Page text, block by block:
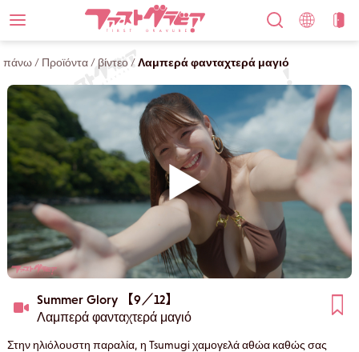
πάνω / Προϊόντα /βίντεο /Λαμπερά φανταχτερά μαγιό
Summer Glory 【9／12】
Λαμπερά φανταχτερά μαγιό
Στην ηλιόλουστη παραλία, η Tsumugi χαμογελά αθώα καθώς σας